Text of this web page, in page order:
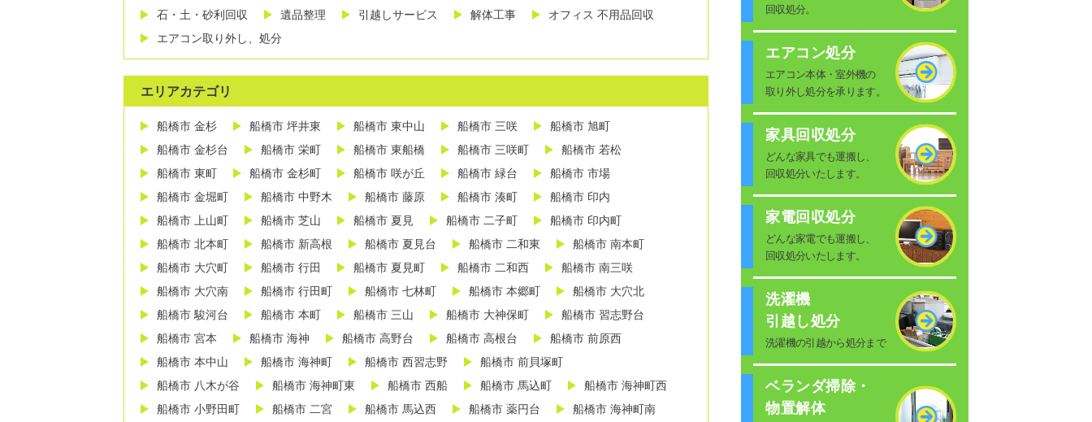
石・土・砂利回収
遺品整理 引越しサービス 解体工事
オフィス 不用品回収
エアコン取り外し、処分
エリアカテゴリ
船橋市 金杉 船橋市 坪井東 船橋市 東中山 船橋市 三咲
船橋市 旭町
船橋市 金杉台
船橋市 栄町 船橋市 東船橋 船橋市 三咲町
船橋市 若松
船橋市 東町
船橋市 金杉町 船橋市 咲が丘 船橋市 緑台
船橋市 市場
船橋市 金堀町
船橋市 中野木 船橋市 藤原 船橋市 湊町
船橋市 印内
船橋市 上山町
船橋市 芝山 船橋市 夏見 船橋市 二子町
船橋市 印内町
船橋市 北本町
船橋市 新高根 船橋市 夏見台 船橋市 二和東
船橋市 南本町
船橋市 大穴町
船橋市 行田 船橋市 夏見町 船橋市 二和西
船橋市 南三咲
船橋市 大穴南
船橋市 行田町 船橋市 七林町 船橋市 本郷町
船橋市 大穴北
船橋市 駿河台
船橋市 本町 船橋市 三山 船橋市 大神保町
船橋市 習志野台
船橋市 宮本
船橋市 海神 船橋市 高野台 船橋市 高根台
船橋市 前原西
船橋市 本中山
船橋市 海神町 船橋市 西習志野
船橋市 前貝塚町
船橋市 八木が谷
船橋市 海神町東 船橋市 西船 船橋市 馬込町
船橋市 海神町西
船橋市 小野田町
船橋市 二宮 船橋市 馬込西 船橋市 薬円台
船橋市 海神町南
回収処分。
エアコン処分
エアコン本体・室外機の
取り外し処分を承ります。
家具回収処分
どんな家具でも運搬し、
回収処分いたします。
家電回収処分
どんな家電でも運搬し、
回収処分いたします。
洗濯機
引越し処分
洗濯機の引越から処分まで
ベランダ掃除・
物置解体